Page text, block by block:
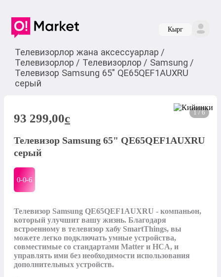
Кырг
Телевизорлор жана аксессуарлар /
Телевизорлор / Телевизорлор / Samsung /
Телевизор Samsung 65" QE65QEF1AUXRU
серый
1 / 6
93 299,00c
Телевизор Samsung 65" QE65QEF1AUXRU
серый
0-0-6
Телевизор Samsung QE65QEF1AUXRU - компаньон,
который улучшит вашу жизнь. Благодаря
встроенному в телевизор хабу SmartThings, вы
можете легко подключать умные устройства,
совместимые со стандартами Matter и HCA, и
управлять ими без необходимости использования
дополнительных устройств.